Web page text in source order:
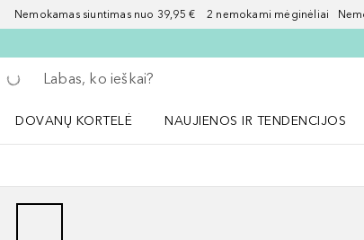
Nemokamas siuntimas nuo 39,95 € 2 nemokami mėginėliai
Grįžk atgal
Vykdykite paiešką
DOVANŲ KORTELĖ
NAUJIENOS IR TENDENCIJOS